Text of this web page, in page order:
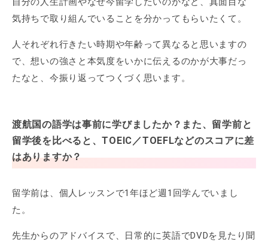
気持ちで取り組んでいることを分かってもらいたくて。
人それぞれ行きたい時期や年齢って異なると思いますの
で、想いの強さと本気度をいかに伝えるのかが大事だっ
たなと、今振り返ってつくづく思います。
渡航国の語学は事前に学びましたか？また、留学前と
留学後を比べると、TOEIC／TOEFLなどのスコアに差
はありますか？
留学前は、個人レッスンで1年ほど週1回学んでいまし
た。
先生からのアドバイスで、日常的に英語でDVDを見たり聞